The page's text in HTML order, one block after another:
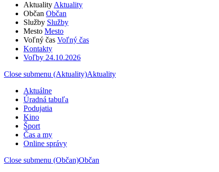
Aktuality Aktuality
Občan Občan
Služby Služby
Mesto Mesto
Voľný čas Voľný čas
Kontakty
Voľby 24.10.2026
Close submenu (Aktuality)Aktuality
Aktuálne
Úradná tabuľa
Podujatia
Kino
Šport
Čas a my
Online správy
Close submenu (Občan)Občan